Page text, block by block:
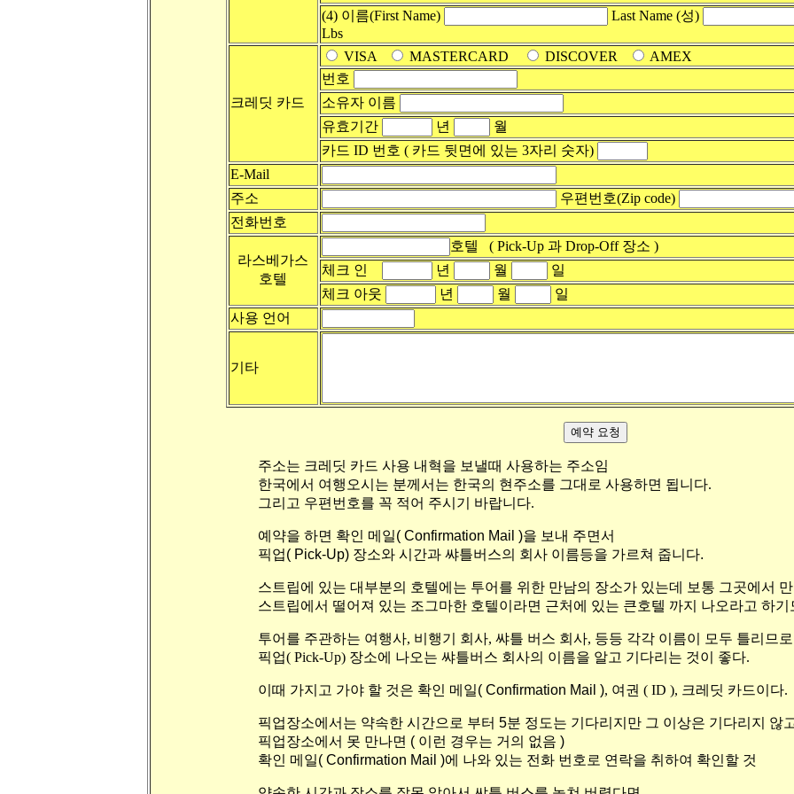
(4) 이름(First Name)
Last Name (성)
Lbs
크레딧 카드
VISA MASTERCARD DISCOVER
AMEX
번호
소유자 이름
유효기간
년
월
카드 ID 번호 ( 카드 뒷면에 있는 3자리 숫자)
E-Mail
주소
우편번호(Zip code)
전화번호
라스베가스
호텔
호텔 ( Pick-Up 과 Drop-Off 장소 )
체크 인
년 월
일
체크 아웃
년 월
일
사용 언어
기타
주소는 크레딧 카드 사용 내혁을 보낼때 사용하는 주소임
한국에서 여행오시는 분께서는 한국의 현주소를 그대로 사용하면 됩니다.
그리고 우편번호를 꼭 적어 주시기 바랍니다.
예약을 하면 확인 메일( Confirmation Mail )을 보내 주면서
픽업( Pick-Up) 장소와 시간과 쌰틀버스의 회사 이름등을 가르쳐 줍니다.
스트립에 있는 대부분의 호텔에는 투어를 위한 만남의 장소가 있는데 보통 그곳에서
스트립에서 떨어져 있는 조그마한 호텔이라면 근처에 있는 큰호텔 까지 나오라고 하기
투어를 주관하는 여행사, 비행기 회사, 쌰틀 버스 회사, 등등 각각 이름이 모두 틀리므로
픽업( Pick-Up) 장소에 나오는 쌰틀버스 회사의 이름을 알고 기다리는 것이 좋다.
이때 가지고 가야 할 것은 확인 메일( Confirmation Mail ), 여권 ( ID ), 크레딧 카드이다.
픽업장소에서는 약속한 시간으로 부터 5분 정도는 기다리지만 그 이상은 기다리지 않
픽업장소에서 못 만나면 ( 이런 경우는 거의 없음 )
확인 메일( Confirmation Mail )에 나와 있는 전화 번호로 연락을 취하여 확인할 것